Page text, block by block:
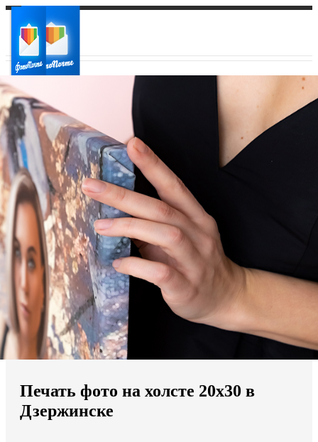
Ваш город:
Ваш регион доставки
Выберите из списка:
Мы доставляем по всему миру
Продолжить без города
Печать фото на холсте 20х30 в
Дзержинске